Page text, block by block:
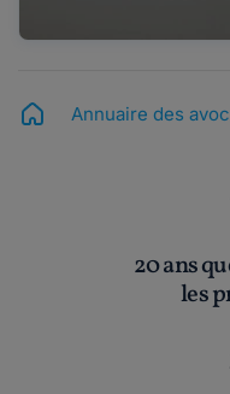
Annuaire des
20 ans
les